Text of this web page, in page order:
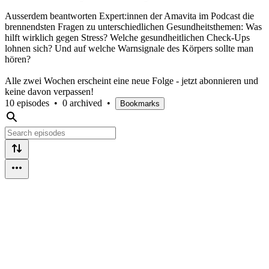
Ausserdem beantworten Expert:innen der Amavita im Podcast die
brennendsten Fragen zu unterschiedlichen Gesundheitsthemen: Was
hilft wirklich gegen Stress? Welche gesundheitlichen Check-Ups
lohnen sich? Und auf welche Warnsignale des Körpers sollte man
hören?
Alle zwei Wochen erscheint eine neue Folge - jetzt abonnieren und
keine davon verpassen!
10 episodes • 0 archived • Bookmarks